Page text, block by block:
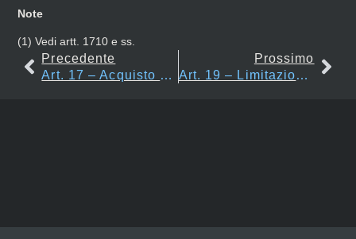
Note
(1) Vedi artt. 1710 e ss.
Precedente
Art. 17 – Acquisto Di Immobili E Accettazione Di Donazioni, Eredità E Legati
Prossimo
Art. 19 – Limitazioni Del Potere Di Rappresentanza